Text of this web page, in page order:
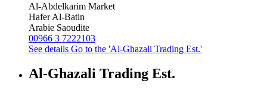
Al-Abdelkarim Market
Hafer Al-Batin
Arabie Saoudite
00966 3 7222103
See details Go to the 'Al-Ghazali Trading Est.'
Al-Ghazali Trading Est.